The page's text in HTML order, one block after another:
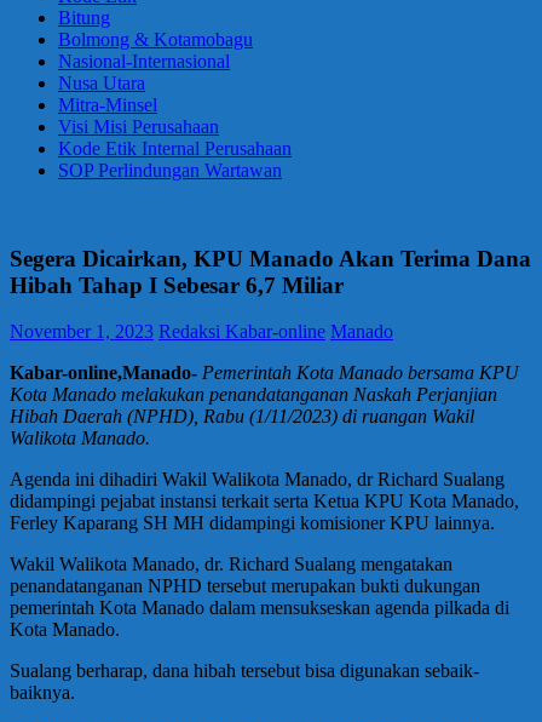
Bitung
Bolmong & Kotamobagu
Nasional-Internasional
Nusa Utara
Mitra-Minsel
Visi Misi Perusahaan
Kode Etik Internal Perusahaan
SOP Perlindungan Wartawan
Segera Dicairkan, KPU Manado Akan Terima Dana
Hibah Tahap I Sebesar 6,7 Miliar
November 1, 2023 Redaksi Kabar-online Manado
Kabar-online,Manado- Pemerintah Kota Manado bersama KPU
Kota Manado melakukan penandatanganan Naskah Perjanjian
Hibah Daerah (NPHD), Rabu (1/11/2023) di ruangan Wakil
Walikota Manado.
Agenda ini dihadiri Wakil Walikota Manado, dr Richard Sualang
didampingi pejabat instansi terkait serta Ketua KPU Kota Manado,
Ferley Kaparang SH MH didampingi komisioner KPU lainnya.
Wakil Walikota Manado, dr. Richard Sualang mengatakan
penandatanganan NPHD tersebut merupakan bukti dukungan
pemerintah Kota Manado dalam mensukseskan agenda pilkada di
Kota Manado.
Sualang berharap, dana hibah tersebut bisa digunakan sebaik-
baiknya.